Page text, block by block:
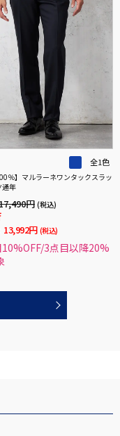
全1色
％】マルラーネワンタックスラッ
通年
円 (税込)
13,992円 (税込)
3点目以降20%